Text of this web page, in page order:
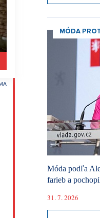
MÓDA
Móda podľa
farieb a
31. 7. 2026